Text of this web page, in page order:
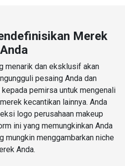
Merek
Anda
menarik dan eksklusif akan
pesaing Anda dan
pemirsa untuk mengenali
kecantikan lainnya. Anda
logo perusahaan makeup
ini yang memungkinkan Anda
mungkin menggambarkan niche
Anda.